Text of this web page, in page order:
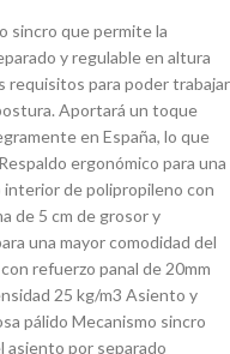
sincro que permite la
y regulable en altura
requisitos para poder trabajar
Aportará un toque
en España, lo que
ergonómico para una
interior de polipropileno con
de 5 cm de grosor y
una mayor comodidad del
refuerzo panal de 20mm
25 kg/m3 Asiento y
pálido Mecanismo sincro
asiento por separado